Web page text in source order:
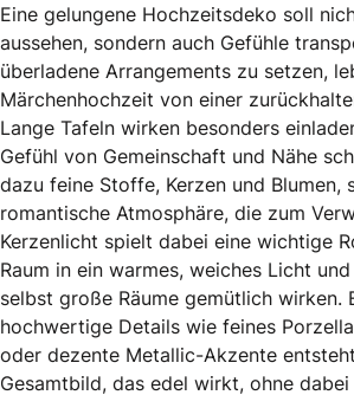
Eine gelungene Hochzeitsdeko soll
aussehen, sondern auch Gefühle
überladene Arrangements zu setzen,
Märchenhochzeit von einer
Lange Tafeln wirken besonders
Gefühl von Gemeinschaft und Nähe
dazu feine Stoffe, Kerzen und Blumen,
romantische Atmosphäre, die zum
Kerzenlicht spielt dabei eine wichtige
Raum in ein warmes, weiches Licht
selbst große Räume gemütlich wirken.
hochwertige Details wie feines
oder dezente Metallic-Akzente
Gesamtbild, das edel wirkt, ohne